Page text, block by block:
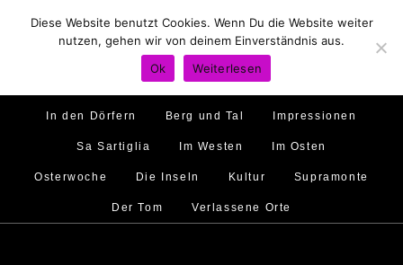
Hirtenland Traumstrände Feste feiern
Golfo di Orosei Im Norden
Murales Ambiente
In den Dörfern Berg und Tal Impressionen
Sa Sartiglia Im Westen Im Osten
Osterwoche Die Inseln Kultur Supramonte
Der Tom Verlassene Orte
Diese Website benutzt Cookies. Wenn Du die Website weiter
nutzen, gehen wir von deinem Einverständnis aus.
Ok
Weiterlesen